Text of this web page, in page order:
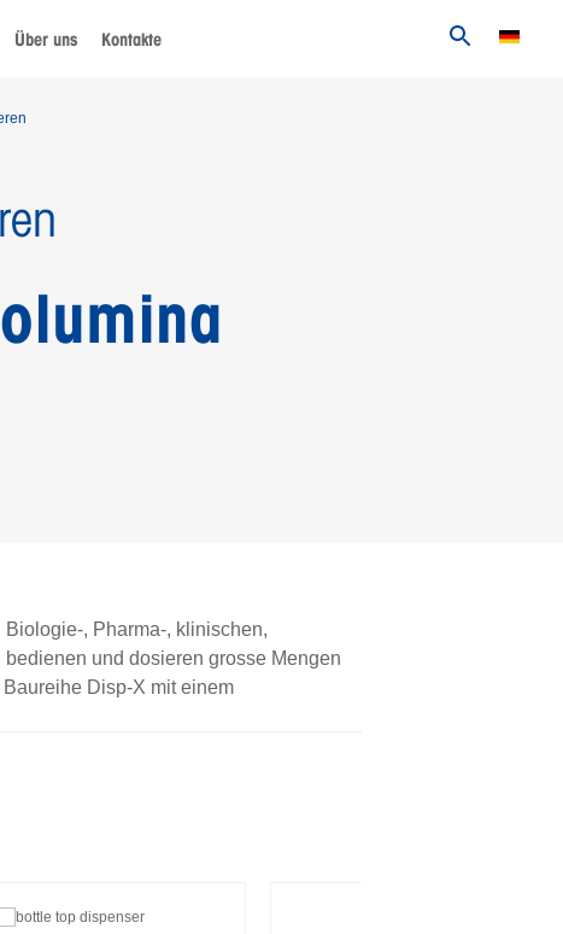
Über uns Kontakte
, Pharma-, klinischen,
und dosieren grosse Mengen
Disp-X mit einem